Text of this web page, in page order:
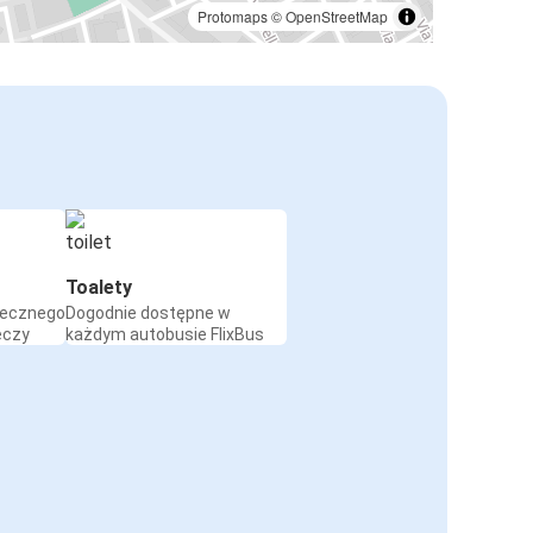
Protomaps©OpenStreetMap
Toalety
Dogodnie dostępne w
każdym autobusie FlixBus